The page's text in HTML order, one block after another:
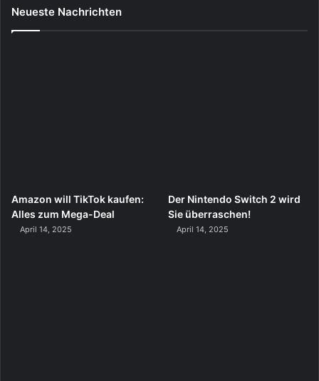
Neueste Nachrichten
Amazon will TikTok kaufen:
Alles zum Mega-Deal
April 14, 2025
Der Nintendo Switch 2 wird
Sie überraschen!
April 14, 2025